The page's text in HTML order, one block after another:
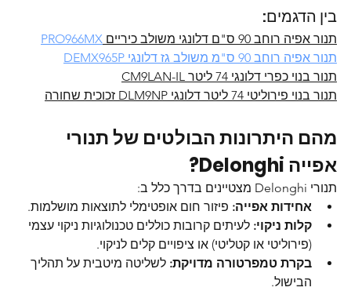
בין הדגמים:
תנור אפיה רוחב 90 ס"ם דלונגי משולב כיריים
PRO966MX
תנור אפיה רוחב 90 ס"מ משולב גז דלונגי DEMX965P
תנור בנוי כפרי דלונגי 74 ליטר CM9LAN-IL
תנור בנוי פירוליטי 74 ליטר דלונגי DLM9NP זכוכית שחורה
מהם היתרונות הבולטים של תנורי
אפייה Delonghi?
תנורי Delonghi מצטיינים בדרך כלל ב:
אחידות אפייה: פיזור חום אופטימלי לתוצאות מושלמות.
קלות ניקוי: לעיתים קרובות כוללים טכנולוגיות ניקוי עצמי
(פירוליטי או קטליטי) או ציפויים קלים לניקוי.
בקרת טמפרטורה מדויקת: לשליטה מיטבית על תהליך
הבישול.